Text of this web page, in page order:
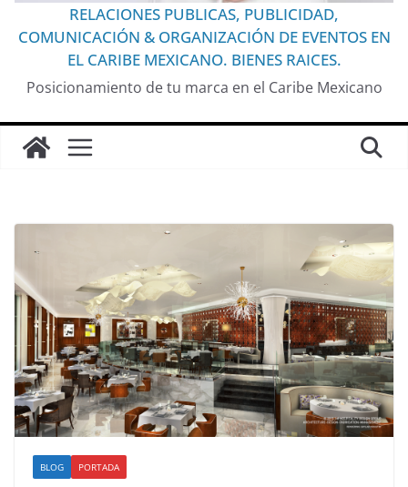
RELACIONES PUBLICAS, PUBLICIDAD,
COMUNICACIÓN & ORGANIZACIÓN DE EVENTOS EN
EL CARIBE MEXICANO. BIENES RAICES.
Posicionamiento de tu marca en el Caribe Mexicano
BLOG PORTADA